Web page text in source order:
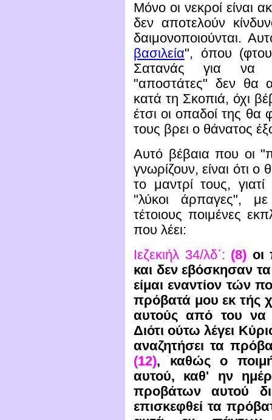
Μόνο οι νεκροί είναι
δεν αποτελούν
δαιμονοποιούνται.
βασιλεία", όπου
Σατανάς για να
"αποστάτες" δεν θα
κατά τη Σκοπιά, όχι
έτσι οι οπαδοί της
τους βρει ο θάνατος
Αυτό βέβαια που οι
γνωρίζουν, είναι ότι ο
το μαντρί τους, γιατί
"λύκοι άρπαγες",
τέτοιους ποιμένες
που λέει:
Ιεζεκιήλ 34/λδ΄: (8) οι
και δεν εβόσκησαν
είμαι εναντίον τών
πρόβατά μου εκ τής
αυτούς από του να
Διότι ούτω λέγει
αναζητήσει τα
(12), καθώς ο
αυτού, καθ' ην
προβάτων αυτού
επισκεφθεί τα